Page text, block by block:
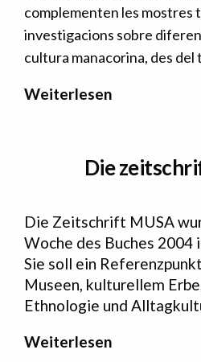
complementen les mostres
investigacions sobre
cultura manacorina, des del
Weiterlesen
Die
Die Zeitschrift MUSA
Woche des Buches 2004
Sie soll ein
Museen, kulturellem
Ethnologie und
Weiterlesen